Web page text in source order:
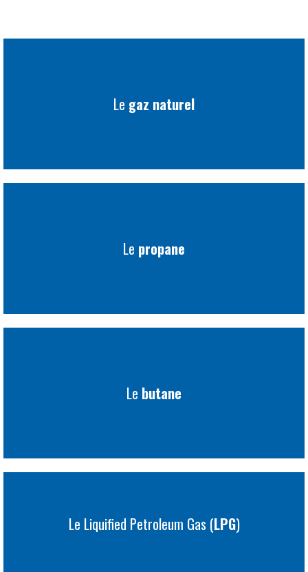
Le gaz naturel
Le propane
Le butane
Le Liquified Petroleum Gas (LPG)